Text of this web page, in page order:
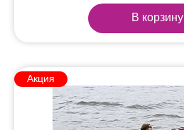
В корзину
Акция